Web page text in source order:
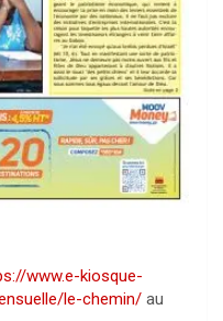
www.e-kiosque-
le-chemin/ au